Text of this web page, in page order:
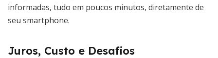
informadas, tudo em poucos minutos, diretamente de
seu smartphone.
Juros, Custo e Desafios